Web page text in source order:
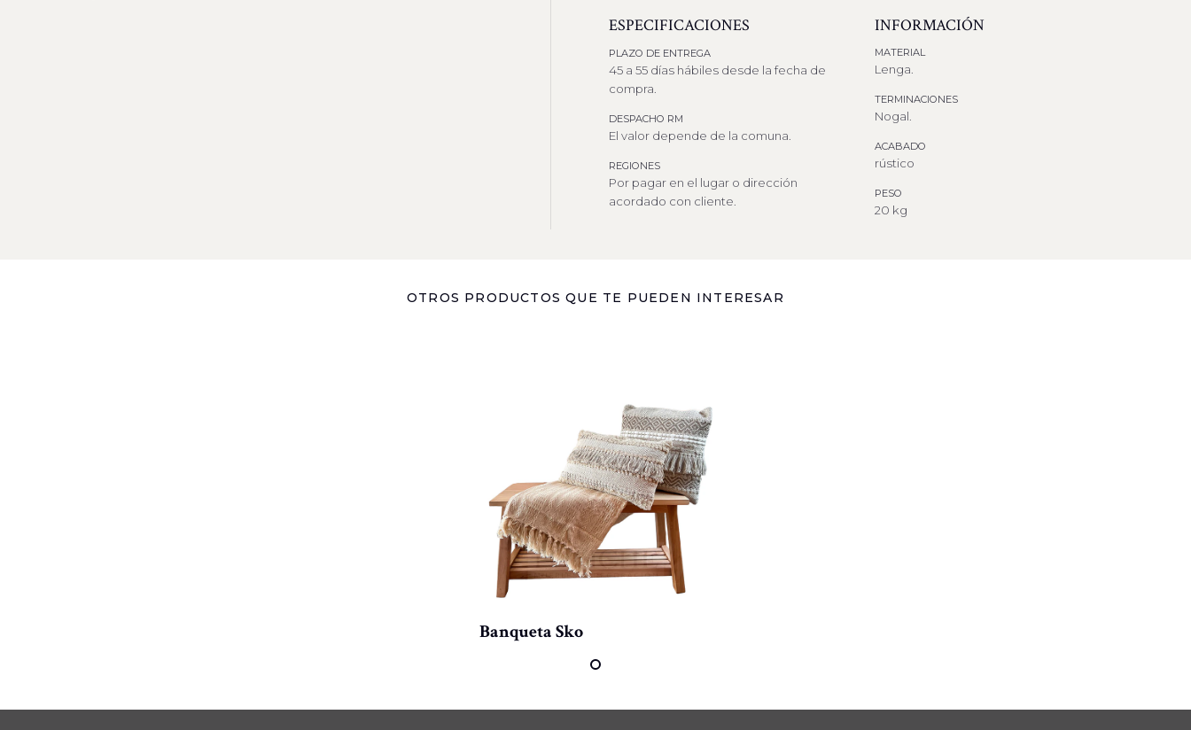
ESPECIFICACIONES
PLAZO DE ENTREGA
45 a 55 días hábiles desde la fecha de
compra.
DESPACHO RM
El valor depende de la comuna.
REGIONES
Por pagar en el lugar o dirección
acordado con cliente.
INFORMACIÓN
MATERIAL
Lenga.
TERMINACIONES
Nogal.
ACABADO
rústico
PESO
20 kg
OTROS PRODUCTOS QUE TE PUEDEN INTERESAR
Banqueta Sko